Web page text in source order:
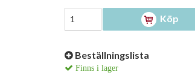
Köp
Beställningslista
Finns i lager